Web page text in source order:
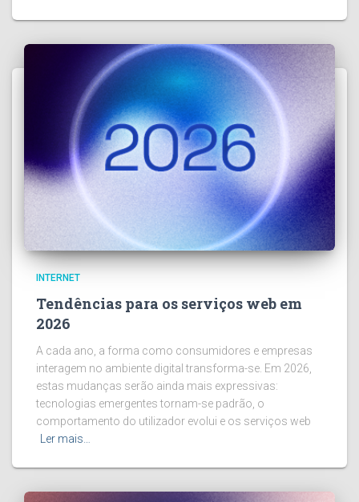
INTERNET
Tendências para os serviços web em
2026
A cada ano, a forma como consumidores e empresas
interagem no ambiente digital transforma-se. Em 2026,
estas mudanças serão ainda mais expressivas:
tecnologias emergentes tornam-se padrão, o
comportamento do utilizador evolui e os serviços web
Ler mais…